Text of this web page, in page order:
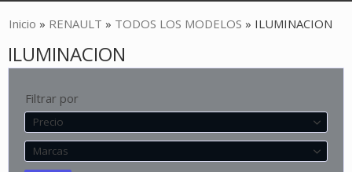
Inicio » RENAULT » TODOS LOS MODELOS » ILUMINACION
ILUMINACION
Filtrar por
Precio
Marcas